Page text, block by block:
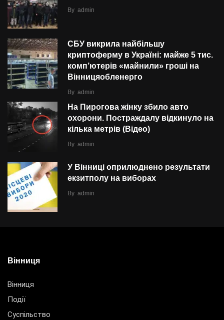
By admin
СБУ викрила найбільшу
криптоферму в Україні: майже 5 тис.
комп’ютерів «майнили» гроші на
Вінницяобленерго
By admin
На Пирогова жінку збило авто
охорони. Постраждалу відкинуло на
кілька метрів (Відео)
By admin
У Вінниці оприлюднено результати
екзитполу на виборах
By admin
Вінниця
Вінниця
Події
Суспільство